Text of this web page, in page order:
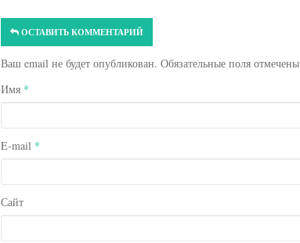
ОСТАВИТЬ КОММЕНТАРИЙ
Ваш email не будет опубликован. Обязательные поля отмечены
Имя *
E-mail *
Сайт